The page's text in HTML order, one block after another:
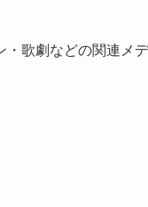
・歌劇などの関連メ